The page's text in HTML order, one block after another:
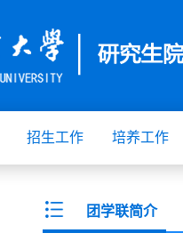
招生工作 培养工作
团学联简介